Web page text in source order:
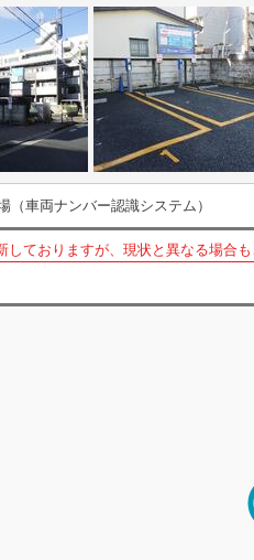
（車両ナンバー認識システム）
ておりますが、現状と異なる場合